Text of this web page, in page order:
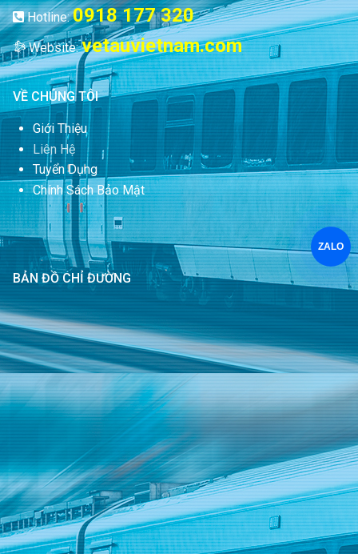
Hotline:0918 177 320
Website:vetauvietnam.com
VỀ CHÚNG TÔI
Giới Thiệu
Liên Hệ
Tuyển Dụng
Chính Sách Bảo Mật
BẢN ĐỒ CHỈ ĐƯỜNG
ZALO